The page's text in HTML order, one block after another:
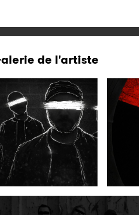
de l'artiste